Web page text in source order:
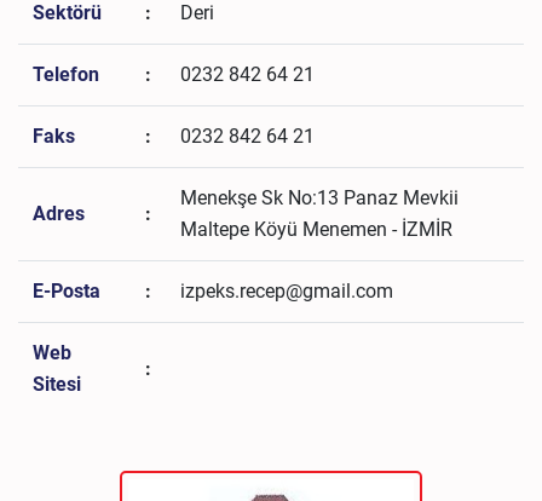
Sektörü : Deri
Telefon : 0232 842 64 21
Faks : 0232 842 64 21
Adres :
Menekşe Sk No:13 Panaz Mevkii
Maltepe Köyü Menemen - İZMİR
E-Posta : izpeks.recep@gmail.com
Web
Sitesi
: